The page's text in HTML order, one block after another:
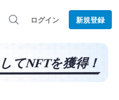
ログイン 新規登録